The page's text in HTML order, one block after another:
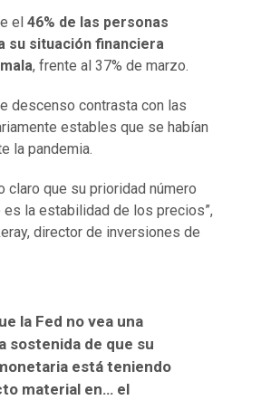
el46% de las personas
su situación financiera
, frente al 37% de marzo.
descenso contrasta con las
estables que se habían
la pandemia.
claro que su prioridad número
es la estabilidad de los precios”,
director de inversiones de
la Fed no vea una
sostenida de que su
está teniendo
material en… el